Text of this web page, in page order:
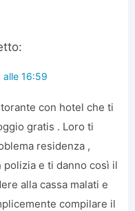
16:59
con hotel che ti
gratis . Loro ti
residenza ,
e ti danno così il
alla cassa malati e
compilare il